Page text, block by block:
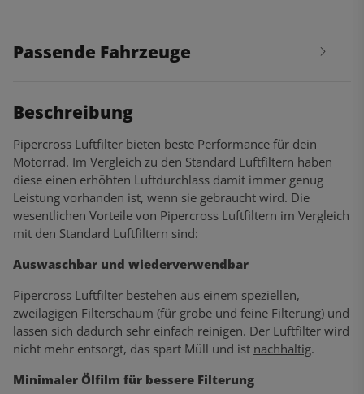
Passende Fahrzeuge
Beschreibung
Pipercross Luftfilter bieten beste Performance für dein
Motorrad. Im Vergleich zu den Standard Luftfiltern haben
diese einen erhöhten Luftdurchlass damit immer genug
Leistung vorhanden ist, wenn sie gebraucht wird. Die
wesentlichen Vorteile von Pipercross Luftfiltern im Vergleich
mit den Standard Luftfiltern sind:
Auswaschbar und wiederverwendbar
Pipercross Luftfilter bestehen aus einem speziellen,
zweilagigen Filterschaum (für grobe und feine Filterung) und
lassen sich dadurch sehr einfach reinigen. Der Luftfilter wird
nicht mehr entsorgt, das spart Müll und ist nachhaltig.
Minimaler Ölfilm für bessere Filterung